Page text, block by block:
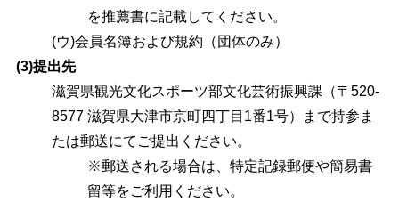
を推薦書に記載してください。
(ウ)会員名簿および規約（団体のみ）
(3)提出先
滋賀県観光文化スポーツ部文化芸術振興課（〒520-
8577 滋賀県大津市京町四丁目1番1号）まで持参ま
たは郵送にてご提出ください。
※郵送される場合は、特定記録郵便や簡易書
留等をご利用ください。